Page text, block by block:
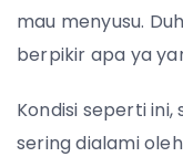
mau menyusu.
berpikir apa ya
Kondisi seperti
sering dialami